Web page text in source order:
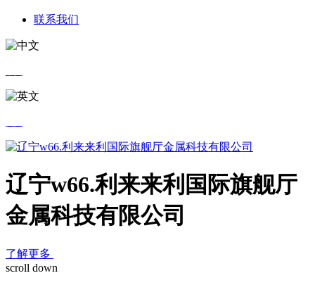
联系我们
辽宁w66.利来来利国际旗舰厅
金属科技有限公司
了解更多
scroll down